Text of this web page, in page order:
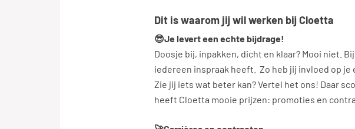
Dit is waarom jij wil werken bij Cloetta
😎Je levert een echte bijdrage!
Doosje bij, inpakken, dicht en klaar? Mooi niet.
iedereen inspraak heeft. Zo heb jij invloed op
Zie jij iets wat beter kan? Vertel het ons! Daar
heeft Cloetta mooie prijzen: promoties en